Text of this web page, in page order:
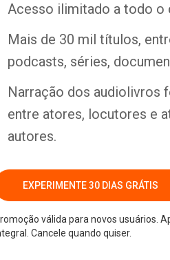
Acesso ilimitado a todo o
Mais de 30 mil títulos,
podcasts, séries,
Narração dos audiolivros
entre atores, locutores e
autores.
EXPERIMENTE 30 DIAS GRÁTIS
válida para novos usuários.
Cancele quando quiser.